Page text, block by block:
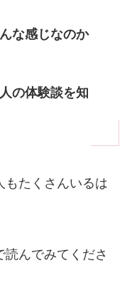
な感じなのか
の体験談を知
もたくさんいるは
んでみてくださ